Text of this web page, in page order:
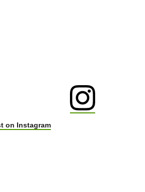
on Instagram